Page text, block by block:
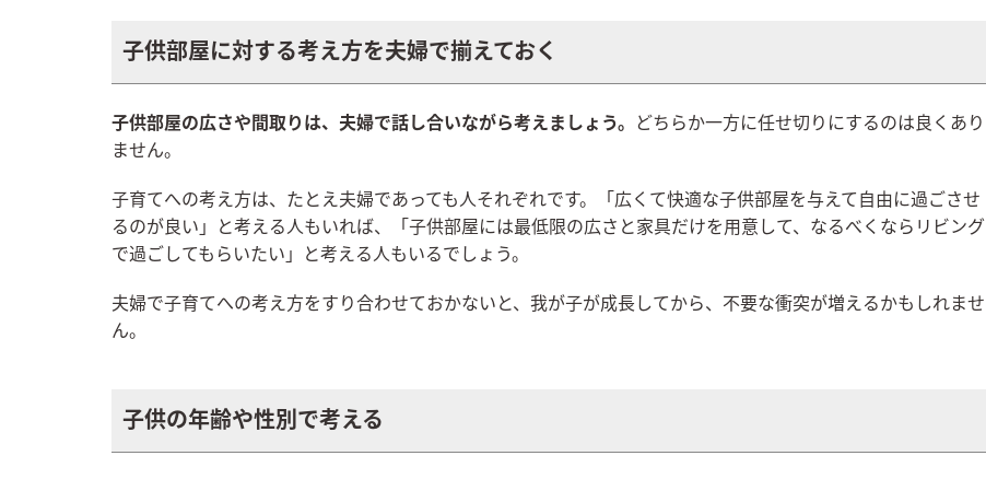
子供部屋に対する考え方を夫婦で揃えておく
子供部屋の広さや間取りは、夫婦で話し合いながら考えましょう。
どちらか一方に任せ切りにするのは良くあり
ません。
子育てへの考え方は、たとえ夫婦であっても人それぞれです。「広くて快適な子供部屋を与えて自由に過ごさせ
るのが良い」と考える人もいれば、「子供部屋には最低限の広さと家具だけを用意して、なるべくならリビング
で過ごしてもらいたい」と考える人もいるでしょう。
夫婦で子育てへの考え方をすり合わせておかないと、我が子が成長してから、不要な衝突が増えるかもしれませ
ん。
子供の年齢や性別で考える